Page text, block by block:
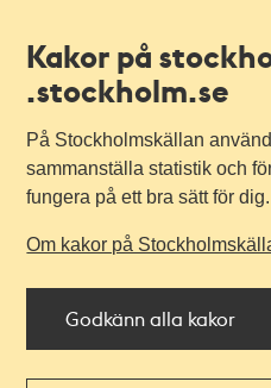
Kakor på
.stockholm.se
På Stockholmskällan
sammanställa statistik och
fungera på ett bra sätt för dig.
Om kakor på
Godkänn alla kakor